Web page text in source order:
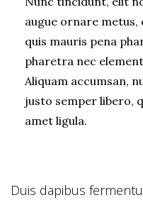
augue ornare
quis mauris pena
pharetra nec
Aliquam accumsan,
justo semper libero,
amet ligula.
Duis dapibus